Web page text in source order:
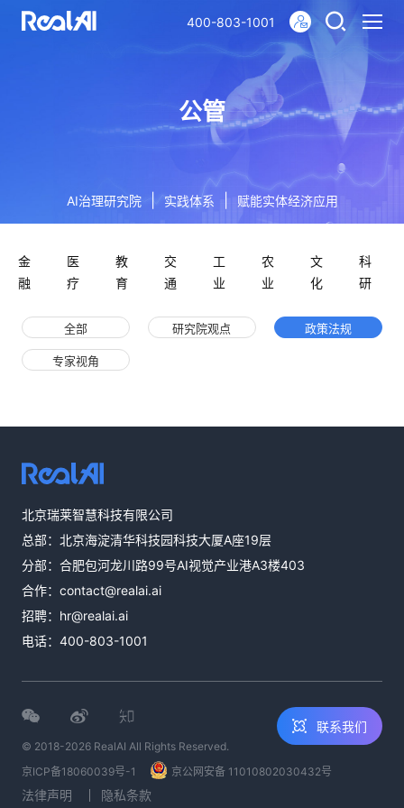
400-803-1001
公管
AI治理研究院 | 实践体系 赋能实体经济应用
金
融
医
疗
教
育
交
通
工
业
农
业
文
化
科
研
全部 研究院观点 政策法规
专家视角
北京瑞莱智慧科技有限公司
总部：北京海淀清华科技园科技大厦A座19层
分部：合肥包河龙川路99号AI视觉产业港A3楼403
合作： contact@realai.ai
招聘： hr@realai.ai
电话： 400-803-1001
© 2018-2026 RealAI All Rights Reserved.
京ICP备18060039号-1
京公网安备 11010802030432号
法律声明 隐私条款
联系我们
邮件咨询
contact@realai.ai